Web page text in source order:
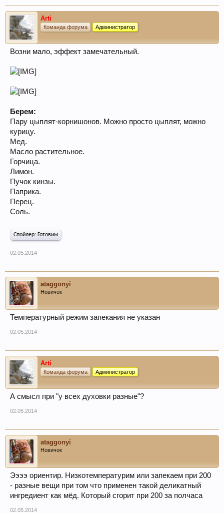
Arti
Команда форума Администратор
Возни мало, эффект замечательный.
Берем:
Пару цыплят-корнишонов. Можно просто цыплят, можно
курицу.
Мед.
Масло растительное.
Горчица.
Лимон.
Пучок кинзы.
Паприка.
Перец.
Соль.
Спойлер: Готовим
02.05.2014
ataggonyi
Новичок
Температурный режим запекания не указан
02.05.2014
Arti
Команда форума Администратор
А смысл при "у всех духовки разные"?
02.05.2014
ataggonyi
Новичок
Ээээ ориентир. Низкотемпературим или запекаем при 200
- разные вещи при том что применен такой деликатный
ингредиент как мёд. Который сгорит при 200 за полчаса
02.05.2014